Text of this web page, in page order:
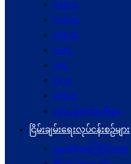
NSPCC
NSPWC
NSPNC
NSPC
JMC
JICM
UPDJC
လုပ်ငန်းကော်မတီများ
ငြိမ်းချမ်းရေးလုပ်ငန်းစဉ်များ
နောက်ခံအကြောင်းအရာ